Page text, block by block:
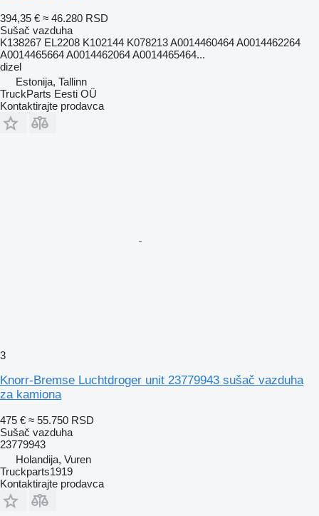
394,35 € ≈ 46.280 RSD
Sušač vazduha
K138267 EL2208 K102144 K078213 A0014460464 A0014462264
A0014465664 A0014462064 A0014465464...
dizel
Estonija, Tallinn
TruckParts Eesti OÜ
Kontaktirajte prodavca
3
Knorr-Bremse Luchtdroger unit 23779943 sušač vazduha
za kamiona
475 € ≈ 55.750 RSD
Sušač vazduha
23779943
Holandija, Vuren
Truckparts1919
Kontaktirajte prodavca